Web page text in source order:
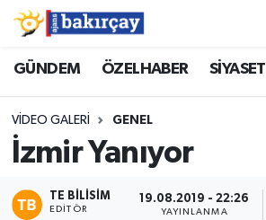
GÜNDEM ÖZELHABER SİYASET
VIDEO GALERI GENEL
İzmir Yanıyor
TE BILISIM
EDITÖR
19.08.2019 - 22:26
YAYINLANMA
İzmir Nöbetçi Eczaneler
İzmir Hava Durumu
İzmir Namaz Vakitleri
İzmir Trafik Yoğunluk Haritası